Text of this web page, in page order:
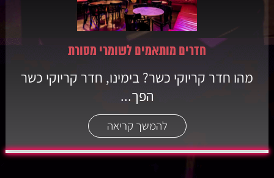
חדרים מותאמים לשומרי מסורת
מהו חדר קריוקי כשר? בימינו, חדר קריוקי כשר
הפך...
להמשך קריאה